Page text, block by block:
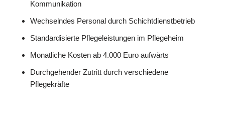
Kommunikation
Wechselndes Personal durch Schichtdienstbetrieb
Standardisierte Pflegeleistungen im Pflegeheim
Monatliche Kosten ab 4.000 Euro aufwärts
Durchgehender Zutritt durch verschiedene
Pflegekräfte